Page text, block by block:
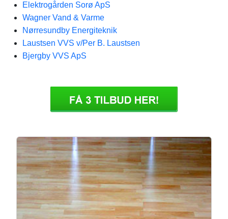
Elektrogården Sorø ApS
Wagner Vand & Varme
Nørresundby Energiteknik
Laustsen VVS v/Per B. Laustsen
Bjergby VVS ApS